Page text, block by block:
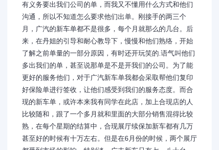
有义务要出我们公司的单，而我又不懂用什么方式和他们
沟通，所以不知道怎么要求他们出单。刚接手的两三个
月，广汽的新车单都不是很多，每个月就那么的几台。后
来，在丹姐的引导和耐心教导下，慢慢和他们熟络，开始
了解之前单量的一部分原因，有时还开玩笑的.语气叫他们
多出我们的单，甚至说那单是不是开我们的公司。为了能
更好的服务他们，对于广汽新车单我都会采取帮他们复印
好保险单进行签收，让他们感受到我们的服务态度。而合
现的新车单，或许本来我有同学在此店，加上合现店的人
比较随和，跟了一个多月就和里面的大部分销售混得比较
熟，在每个星期的结算中，合现展厅续保加新车都有几万
甚至好的时候有十万左右。但是在6月份的时候，两个展厅